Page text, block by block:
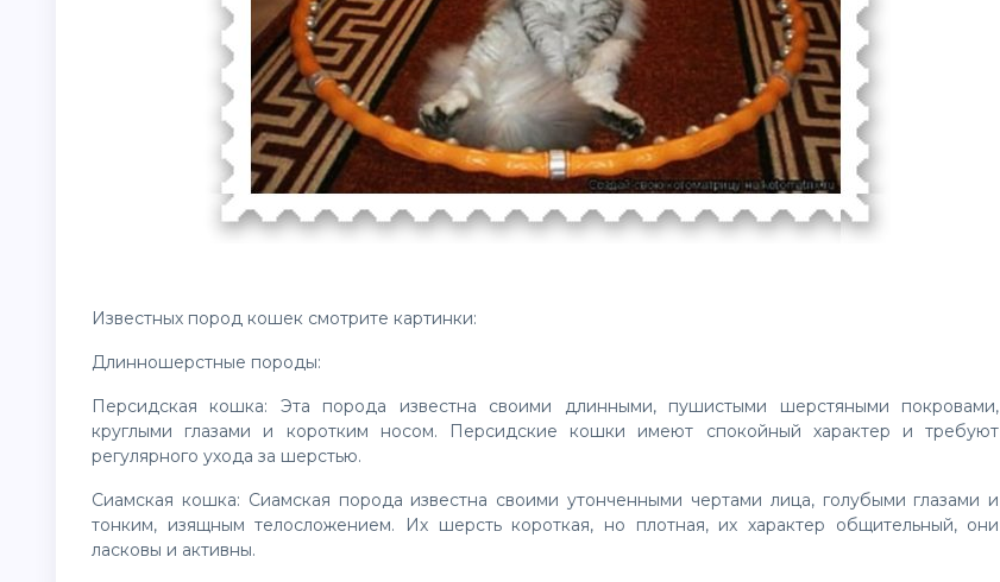
Известных пород кошек смотрите картинки:
Длинношерстные породы:
Персидская кошка: Эта порода известна своими длинными, пушистыми шерстяными покровами,
круглыми глазами и коротким носом. Персидские кошки имеют спокойный характер и требуют
регулярного ухода за шерстью.
Сиамская кошка: Сиамская порода известна своими утонченными чертами лица, голубыми глазами и
тонким, изящным телосложением. Их шерсть короткая, но плотная, их характер общительный, они
ласковы и активны.